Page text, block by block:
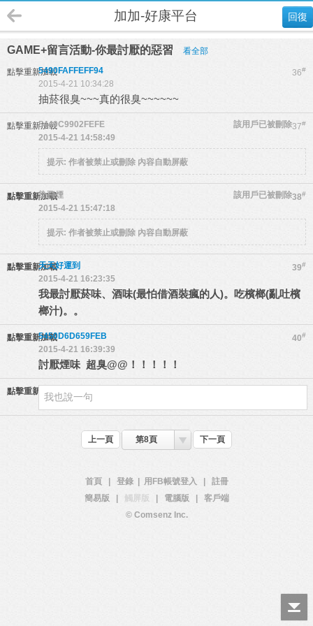
回復
加加-好康平台
GAME+留言活動-你最討厭的惡習 看全部
點擊重新加載 36#
5490FAFFEFF94
2015-4-21 10:34:28
抽菸很臭~~~真的很臭~~~~~~
點擊重新加載 37#
5449C9902FEFE
該用戶已被刪除
2015-4-21 14:58:49
提示: 作者被禁止或刪除 內容自動屏蔽
點擊重新加載 38#
染飛煙
該用戶已被刪除
2015-4-21 15:47:18
提示: 作者被禁止或刪除 內容自動屏蔽
點擊重新加載 39#
天天好運到
2015-4-21 16:23:35
我最討厭菸味、酒味(最怕借酒裝瘋的人)。吃檳榔(亂吐檳
榔汁)。。
點擊重新加載 40#
5450D6D659FEB
2015-4-21 16:39:39
討厭煙味 超臭@@！！！！！
點擊重新加載
上一頁 第8頁 下一頁
首頁 登錄 用FB帳號登入
註冊
簡易版
觸屏版 電腦版
客戶端
© Comsenz Inc.